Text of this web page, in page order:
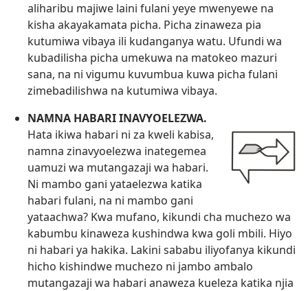
aliharibu majiwe laini fulani yeye mwenyewe na
kisha akayakamata picha. Picha zinaweza pia
kutumiwa vibaya ili kudanganya watu. Ufundi wa
kubadilisha picha umekuwa na matokeo mazuri
sana, na ni vigumu kuvumbua kuwa picha fulani
zimebadilishwa na kutumiwa vibaya.
NAMNA HABARI INAVYOELEZWA.
Hata ikiwa habari ni za kweli kabisa,
namna zinavyoelezwa inategemea
uamuzi wa mutangazaji wa habari.
Ni mambo gani yataelezwa katika
habari fulani, na ni mambo gani
yataachwa? Kwa mufano, kikundi cha muchezo wa
kabumbu kinaweza kushindwa kwa goli mbili. Hiyo
ni habari ya hakika. Lakini sababu iliyofanya kikundi
hicho kishindwe muchezo ni jambo ambalo
mutangazaji wa habari anaweza kueleza katika njia